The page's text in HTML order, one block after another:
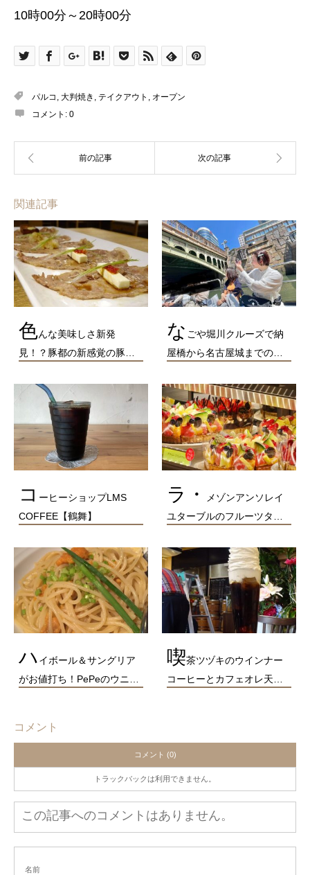
10時00分～20時00分
パルコ , 大判焼き , テイクアウト , オープン
コメント: 0
関連記事
色んな美味しさ新発
見！？豚都の新感覚の豚…
な ごや堀川クルーズで納
屋橋から名古屋城までの…
コ ーヒーショップLMS
COFFEE【鶴舞】
ラ・
メゾンアンソレイ
ユターブルのフルーツタ…
ハイボール＆サングリア
がお値打ち！PePeのウニ…
喫茶ツヅキのウインナー
コーヒーとカフェオレ天…
コメント
コメント (0)
トラックバックは利用できません。
この記事へのコメントはありません。
名前